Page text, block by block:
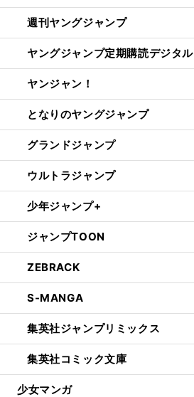
週刊ヤングジャンプ
ヤングジャンプ定期購読デジタル
ヤンジャン！
となりのヤングジャンプ
グランドジャンプ
ウルトラジャンプ
少年ジャンプ+
ジャンプTOON
ZEBRACK
S-MANGA
集英社ジャンプリミックス
集英社コミック文庫
少女マンガ